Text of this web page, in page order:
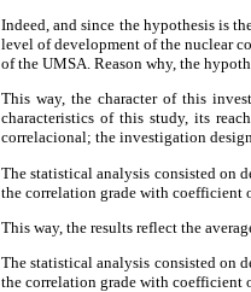
Indeed, and since the hypothesis is
level of development of the nuclear
of the UMSA. Reason why, the
This way, the character of this
characteristics of this study, its
correlacional; the investigation
The statistical analysis consisted on
the correlation grade with coefficient
This way, the results reflect the
The statistical analysis consisted on
the correlation grade with coefficient